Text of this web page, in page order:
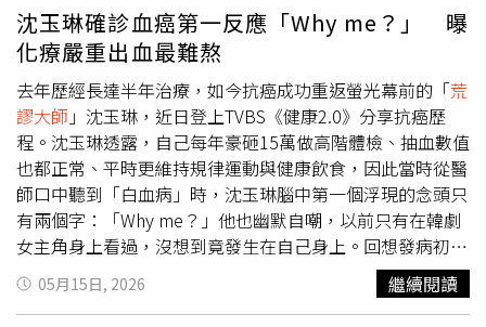
離開。不過她也感性表示，《11點熱吵店》是自己主持生涯
的重要高峰，如果未來還有機會再與敬重的大哥沈玉琳合
作，「當然義不容辭。」Melody的真摯告白，讓沈玉琳當
場發下豪語：「我要放棄治療，在美國蓋攝影棚啦！」唐綺
陽則提到，過去節目曾找來不少「沈女郎」，但從沒看過沈
玉琳像今天這麼開心。對此，沈玉琳解釋，主持搭檔之間需
要長時間培養默契，在「沈女郎」時期，自己其實很沒有安
全感，「有時候真的沒『話聊』。」話才說完，阿Ken迅速
補刀：「最後他自己去『化療』了！」一語雙關引爆全場大
笑。聊到沈玉琳回歸的安排，他神祕地說：「是驚喜。」
Melody做出保證「隨時Call我，我隨時回來」，唐綺陽也
要阿Ken之後常回來，讓阿Ken忍不住討拍：「觀眾朋友
沈玉琳確診血癌第一反應「Why me？」 曝
化療嚴重出血最難熬
去年歷經長達半年治療，如今抗癌成功重返螢光幕前的「荒
謬大師 」沈玉琳，近日登上TVBS《健康2.0》分享抗癌歷
程。沈玉琳透露，自己每年豪砸15萬做高階體檢、抽血數值
也都正常、平時更維持規律運動與健康飲食，因此當時從醫
師口中聽到「白血病」時，沈玉琳腦中第一個浮現的念頭只
有兩個字：「Why me？」他也幽默自嘲，以前只有在韓劇
女主角身上看過，沒想到竟發生在自己身上。回想發病初
期，平時工作滿檔、經常主持外景節目的沈玉琳，某天突然
累到癱坐在沙發上一動也不動，他起初以為只是慢性疲勞，
05月15日, 2026 繼續閱讀